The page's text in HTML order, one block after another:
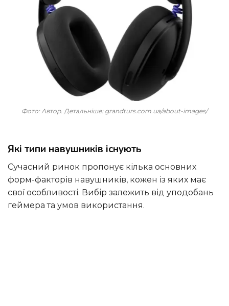
Фото: Автор. Детальніше: grandturs.com.ua/about-images/
Які типи навушників існують
Сучасний ринок пропонує кілька основних
форм-факторів навушників, кожен із яких має
свої особливості. Вибір залежить від уподобань
геймера та умов використання.